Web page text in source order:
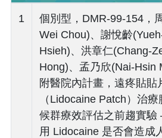
1
個別型，DMR-99-154，
Wei Chou)、謝悅齡
Hsieh)、洪章仁(Chang-
Hong)、孟乃欣(Nai-Hsin
附醫院內計畫，遠疼貼貼
（Lidocaine Patch）治
候群療效評估之前趨實驗
用 Lidocaine 是否會造成